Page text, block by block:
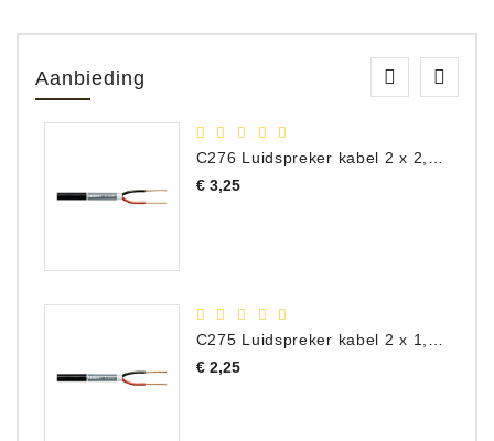
Aanbieding
€ 3,25Prijs
€ 2,25Prijs